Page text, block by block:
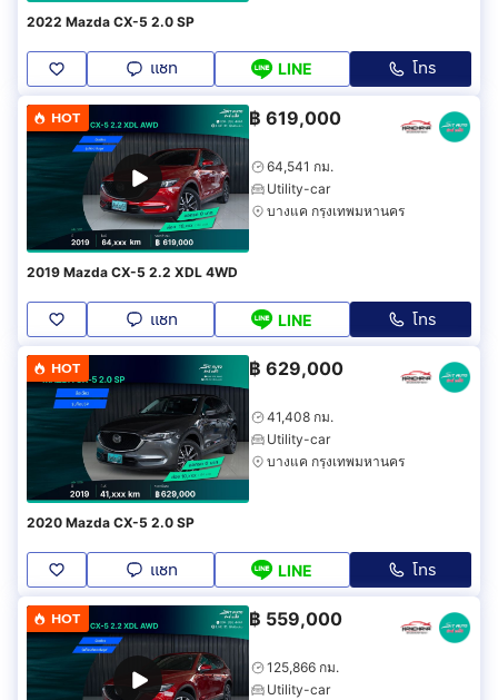
2022 Mazda CX-5 2.0 SP
แชท LINE โทร
HOT ฿ 619,000
64,541 กม.
Utility-car
บางแค กรุงเทพมหานคร
2019 Mazda CX-5 2.2 XDL 4WD
แชท LINE โทร
HOT ฿ 629,000
41,408 กม.
Utility-car
บางแค กรุงเทพมหานคร
2020 Mazda CX-5 2.0 SP
แชท LINE โทร
HOT ฿ 559,000
125,866 กม.
Utility-car